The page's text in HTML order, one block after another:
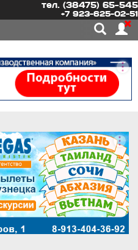
тел. (38475) 65-545
+7 923-625-02-51